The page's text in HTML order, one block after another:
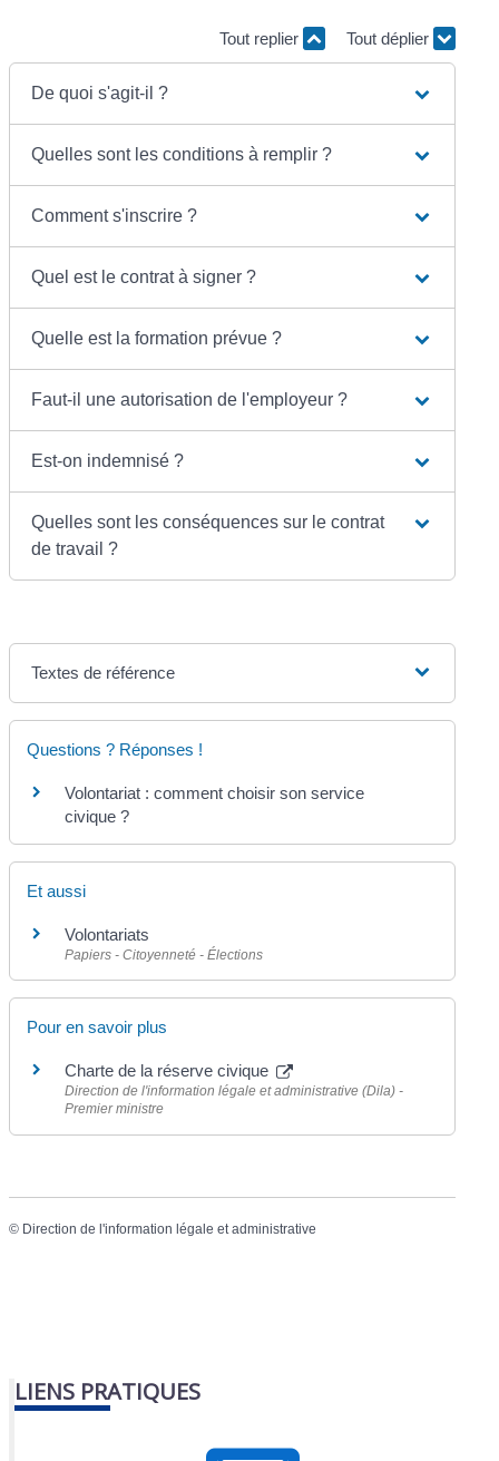
Tout replier Tout déplier
De quoi s'agit-il ?
Quelles sont les conditions à remplir ?
Comment s'inscrire ?
Quel est le contrat à signer ?
Quelle est la formation prévue ?
Faut-il une autorisation de l'employeur ?
Est-on indemnisé ?
Quelles sont les conséquences sur le contrat
de travail ?
Textes de référence
Questions ? Réponses !
Volontariat : comment choisir son service
civique ?
Et aussi
Volontariats
Papiers - Citoyenneté - Élections
Pour en savoir plus
Charte de la réserve civique
Direction de l'information légale et administrative (Dila) -
Premier ministre
© Direction de l'information légale et administrative
LIENS PRATIQUES